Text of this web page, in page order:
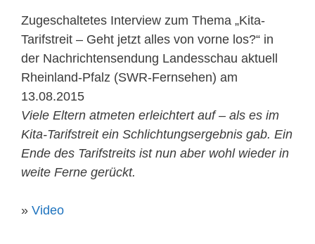
Zugeschaltetes Interview zum Thema „Kita-
Tarifstreit – Geht jetzt alles von vorne los?“ in
der Nachrichtensendung Landesschau aktuell
Rheinland-Pfalz (SWR-Fernsehen) am
13.08.2015
Viele Eltern atmeten erleichtert auf – als es im
Kita-Tarifstreit ein Schlichtungsergebnis gab. Ein
Ende des Tarifstreits ist nun aber wohl wieder in
weite Ferne gerückt.
» Video